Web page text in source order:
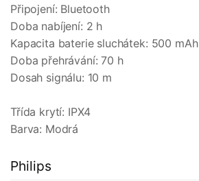
Připojení: Bluetooth
Doba nabíjení: 2 h
Kapacita baterie sluchátek: 500 mAh
Doba přehrávání: 70 h
Dosah signálu: 10 m
Třída krytí: IPX4
Barva: Modrá
Philips